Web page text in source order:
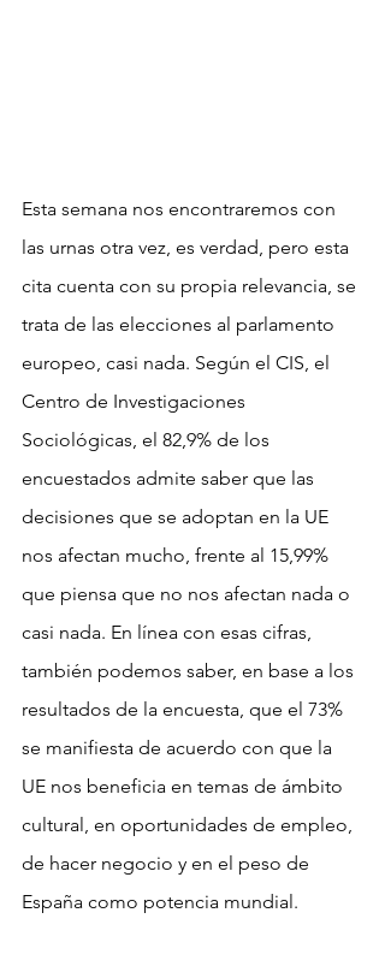
Esta semana nos encontraremos con
las urnas otra vez, es verdad, pero esta
cita cuenta con su propia relevancia, se
trata de las elecciones al parlamento
europeo, casi nada. Según el CIS, el
Centro de Investigaciones
Sociológicas, el 82,9% de los
encuestados admite saber que las
decisiones que se adoptan en la UE
nos afectan mucho, frente al 15,99%
que piensa que no nos afectan nada o
casi nada. En línea con esas cifras,
también podemos saber, en base a los
resultados de la encuesta, que el 73%
se manifiesta de acuerdo con que la
UE nos beneficia en temas de ámbito
cultural, en oportunidades de empleo,
de hacer negocio y en el peso de
España como potencia mundial.